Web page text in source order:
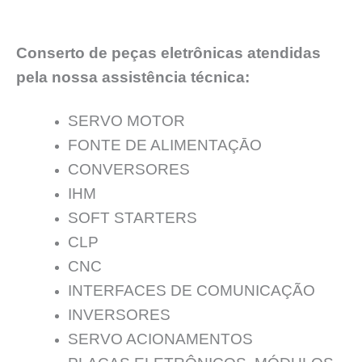
Conserto de peças eletrônicas atendidas
pela nossa assistência técnica:
SERVO MOTOR
FONTE DE ALIMENTAÇĀO
CONVERSORES
IHM
SOFT STARTERS
CLP
CNC
INTERFACES DE COMUNICAÇÃO
INVERSORES
SERVO ACIONAMENTOS